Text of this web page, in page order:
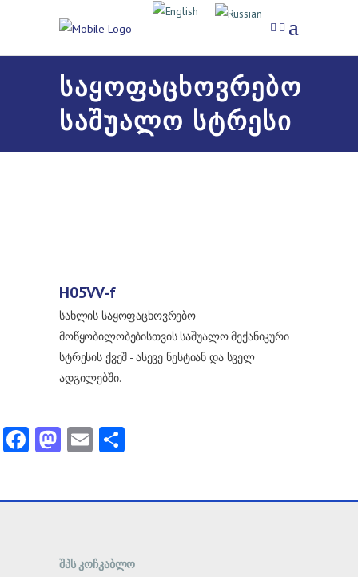
საყოფაცხოვრებო
საშუალო სტრესი
H05VV-f
სახლის საყოფაცხოვრებო
მოწყობილობებისთვის საშუალო მექანიკური
სტრესის ქვეშ - ასევე ნესტიან და სველ
ადგილებში.
Facebook
Mastodon
Email
შპს კოჩკაბლო